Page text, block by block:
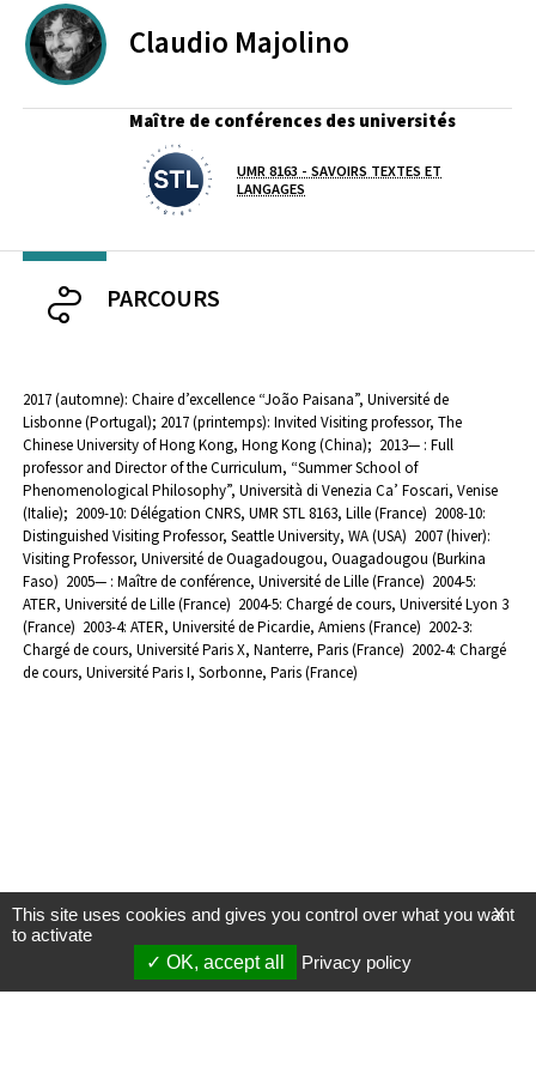
Claudio Majolino
Maître de conférences des universités
Laboratoire / équipe
UMR 8163 - SAVOIRS TEXTES ET
LANGAGES
PARCOURS
2017 (automne): Chaire d’excellence “João Paisana”, Université de
Lisbonne (Portugal); 2017 (printemps): Invited Visiting professor, The
Chinese University of Hong Kong, Hong Kong (China); 2013— : Full
professor and Director of the Curriculum, “Summer School of
Phenomenological Philosophy”, Università di Venezia Ca’ Foscari, Venise
(Italie); 2009-10: Délégation CNRS, UMR STL 8163, Lille (France) 2008-10:
Distinguished Visiting Professor, Seattle University, WA (USA) 2007 (hiver):
Visiting Professor, Université de Ouagadougou, Ouagadougou (Burkina
Faso) 2005— : Maître de conférence, Université de Lille (France) 2004-5:
ATER, Université de Lille (France) 2004-5: Chargé de cours, Université Lyon 3
(France) 2003-4: ATER, Université de Picardie, Amiens (France) 2002-3:
Chargé de cours, Université Paris X, Nanterre, Paris (France) 2002-4: Chargé
de cours, Université Paris I, Sorbonne, Paris (France)
X
This site uses cookies and gives you control over what you want
to activate
OK, accept all
Privacy policy